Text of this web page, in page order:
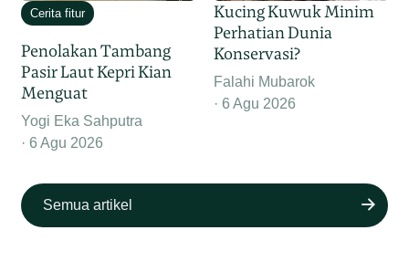
Cerita fitur
Penolakan Tambang
Pasir Laut Kepri Kian
Menguat
Yogi Eka Sahputra
6 Agu 2026
Kucing Kuwuk Minim
Perhatian Dunia
Konservasi?
Falahi Mubarok
6 Agu 2026
Semua artikel